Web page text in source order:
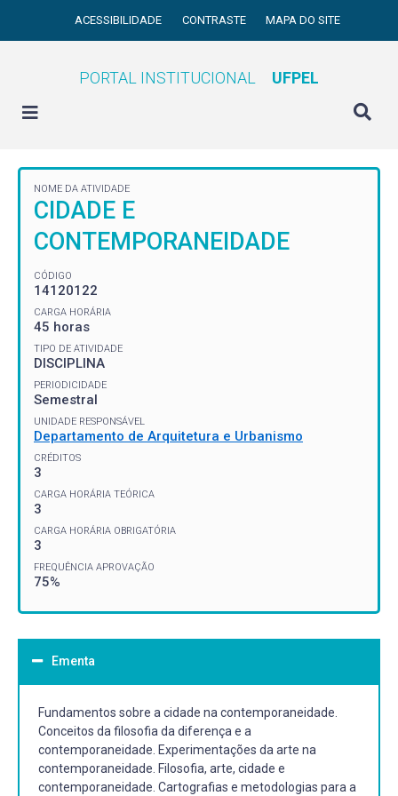
ACESSIBILIDADE CONTRASTE MAPA DO SITE
PORTAL INSTITUCIONAL UFPEL
NOME DA ATIVIDADE
CIDADE E
CONTEMPORANEIDADE
CÓDIGO
14120122
CARGA HORÁRIA
45 horas
TIPO DE ATIVIDADE
DISCIPLINA
PERIODICIDADE
Semestral
UNIDADE RESPONSÁVEL
Departamento de Arquitetura e Urbanismo
CRÉDITOS
3
CARGA HORÁRIA TEÓRICA
3
CARGA HORÁRIA OBRIGATÓRIA
3
FREQUÊNCIA APROVAÇÃO
75%
Ementa
Fundamentos sobre a cidade na contemporaneidade.
Conceitos da filosofia da diferença e a
contemporaneidade. Experimentações da arte na
contemporaneidade. Filosofia, arte, cidade e
contemporaneidade. Cartografias e metodologias para a